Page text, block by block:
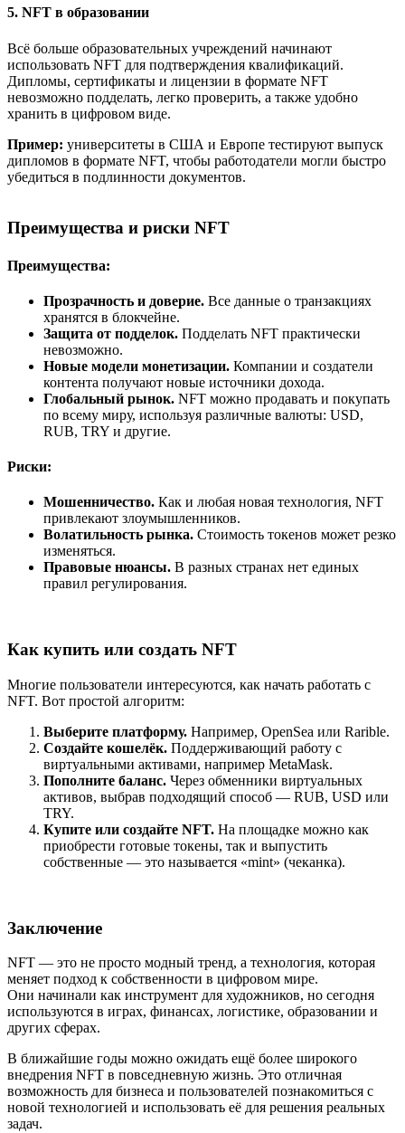
5. NFT в образовании
Всё больше образовательных учреждений начинают
использовать NFT для подтверждения квалификаций.
Дипломы, сертификаты и лицензии в формате NFT
невозможно подделать, легко проверить, а также удобно
хранить в цифровом виде.
Пример: университеты в США и Европе тестируют выпуск
дипломов в формате NFT, чтобы работодатели могли быстро
убедиться в подлинности документов.
Преимущества и риски NFT
Преимущества:
Прозрачность и доверие. Все данные о транзакциях
хранятся в блокчейне.
Защита от подделок. Подделать NFT практически
невозможно.
Новые модели монетизации. Компании и создатели
контента получают новые источники дохода.
Глобальный рынок. NFT можно продавать и покупать
по всему миру, используя различные валюты: USD,
RUB, TRY и другие.
Риски:
Мошенничество. Как и любая новая технология, NFT
привлекают злоумышленников.
Волатильность рынка. Стоимость токенов может резко
изменяться.
Правовые нюансы. В разных странах нет единых
правил регулирования.
Как купить или создать NFT
Многие пользователи интересуются, как начать работать с
NFT. Вот простой алгоритм:
Выберите платформу. Например, OpenSea или Rarible.
Создайте кошелёк. Поддерживающий работу с
виртуальными активами, например MetaMask.
Пополните баланс. Через обменники виртуальных
активов, выбрав подходящий способ — RUB, USD или
TRY.
Купите или создайте NFT. На площадке можно как
приобрести готовые токены, так и выпустить
собственные — это называется «mint» (чеканка).
Заключение
NFT — это не просто модный тренд, а технология, которая
меняет подход к собственности в цифровом мире.
Они начинали как инструмент для художников, но сегодня
используются в играх, финансах, логистике, образовании и
других сферах.
В ближайшие годы можно ожидать ещё более широкого
внедрения NFT в повседневную жизнь. Это отличная
возможность для бизнеса и пользователей познакомиться с
новой технологией и использовать её для решения реальных
задач.